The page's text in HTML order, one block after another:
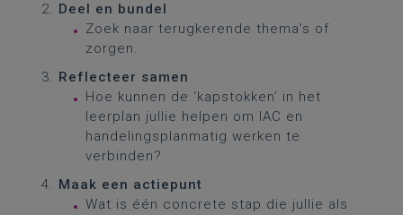
Deel en bundel
Zoek naar terugkerende thema’s of
zorgen.
Reflecteer samen
Hoe kunnen de ‘kapstokken’ in het
leerplan jullie helpen om IAC en
handelingsplanmatig werken te
verbinden?
Maak een actiepunt
Wat is één concrete stap die jullie als